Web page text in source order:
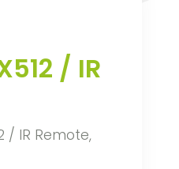
/ IR
/ IR Remote,